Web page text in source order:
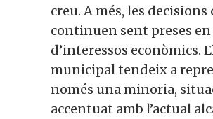
creu. A més, les decisions
continuen sent preses
d’interessos econòmics.
municipal tendeix a
només una minoria,
accentuat amb l’actual